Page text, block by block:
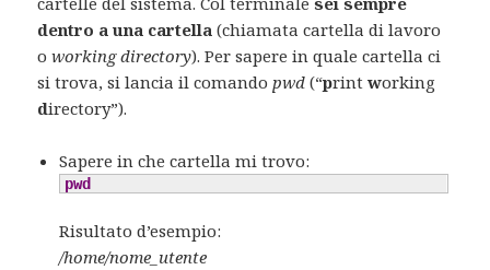
dentro a una cartella (chiamata cartella di lavoro
oworking directory). Per sapere in quale cartella ci
si trova, si lancia il comando pwd (“printworking
directory”).
Sapere in che cartella mi trovo:
pwd
Risultato d’esempio:
/home/nome_utente